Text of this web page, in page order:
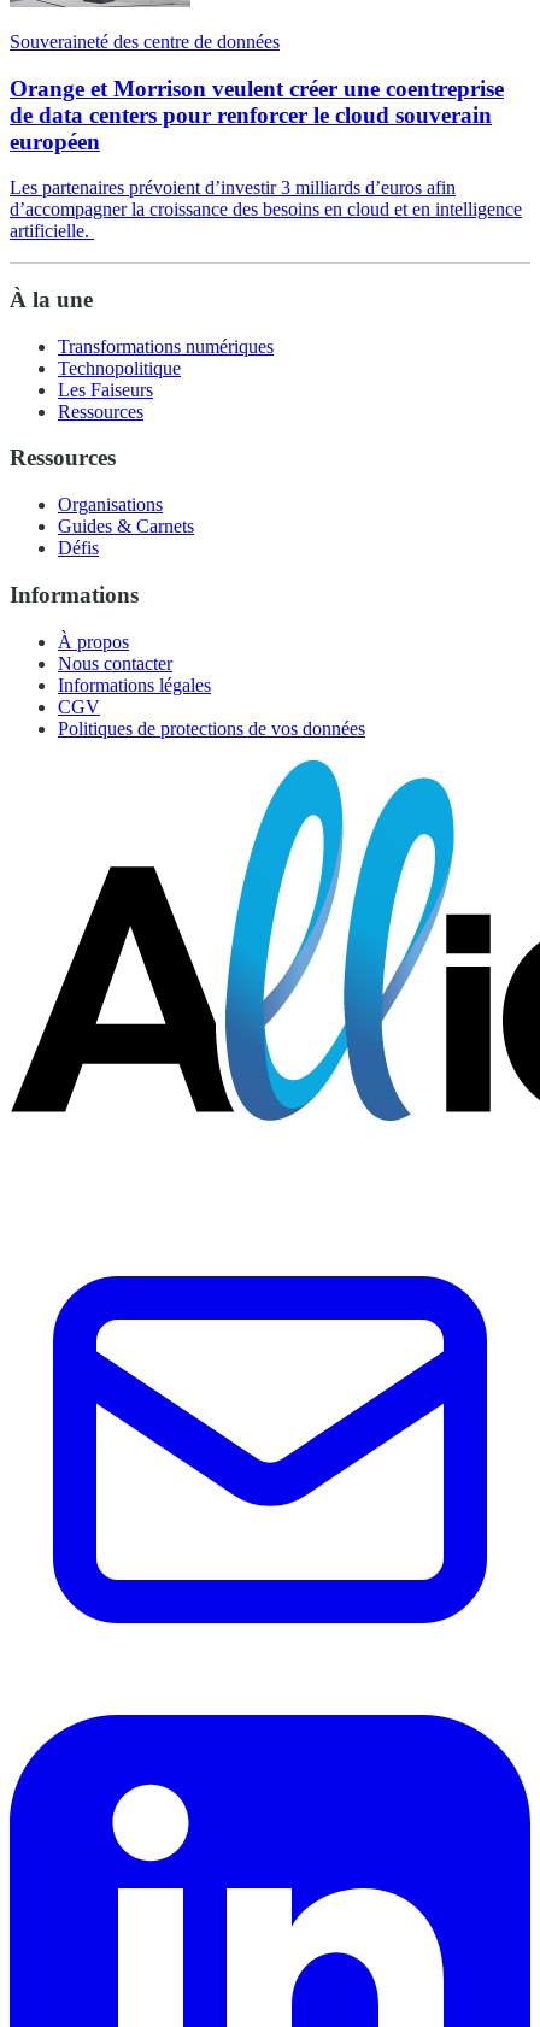
Souveraineté des centre de données
Orange et Morrison veulent créer une coentreprise
de data centers pour renforcer le cloud souverain
européen
Les partenaires prévoient d’investir 3 milliards d’euros afin
d’accompagner la croissance des besoins en cloud et en intelligence
artificielle.
À la une
Transformations numériques
Technopolitique
Les Faiseurs
Ressources
Ressources
Organisations
Guides & Carnets
Défis
Informations
À propos
Nous contacter
Informations légales
CGV
Politiques de protections de vos données